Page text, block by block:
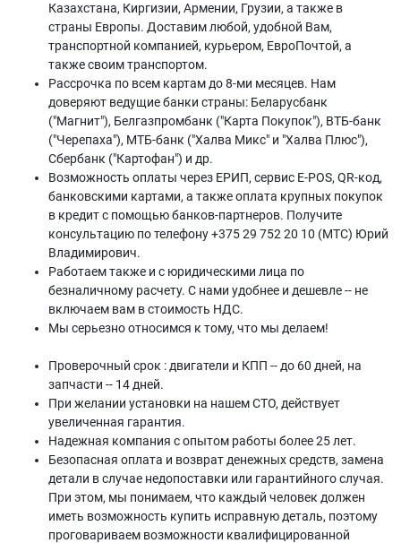
Казахстана, Киргизии, Армении, Грузии, а также в
страны Европы. Доставим любой, удобной Вам,
транспортной компанией, курьером, ЕвроПочтой, а
также своим транспортом.
Рассрочка по всем картам до 8-ми месяцев. Нам
доверяют ведущие банки страны: Беларусбанк
("Магнит"), Белгазпромбанк ("Карта Покупок"), ВТБ-банк
("Черепаха"), МТБ-банк ("Халва Микс" и "Халва Плюс"),
Сбербанк ("Картофан") и др.
Возможность оплаты через ЕРИП, сервис E-POS, QR-код,
банковскими картами, а также оплата крупных покупок
в кредит с помощью банков-партнеров. Получите
консультацию по телефону +375 29 752 20 10 (МТС) Юрий
Владимирович.
Работаем также и с юридическими лица по
безналичному расчету. С нами удобнее и дешевле -- не
включаем вам в стоимость НДС.
Мы серьезно относимся к тому, что мы делаем!
Проверочный срок : двигатели и КПП -- до 60 дней, на
запчасти -- 14 дней.
При желании установки на нашем СТО, действует
увеличенная гарантия.
Надежная компания с опытом работы более 25 лет.
Безопасная оплата и возврат денежных средств, замена
детали в случае недопоставки или гарантийного случая.
При этом, мы понимаем, что каждый человек должен
иметь возможность купить исправную деталь, поэтому
проговариваем возможности квалифицированной